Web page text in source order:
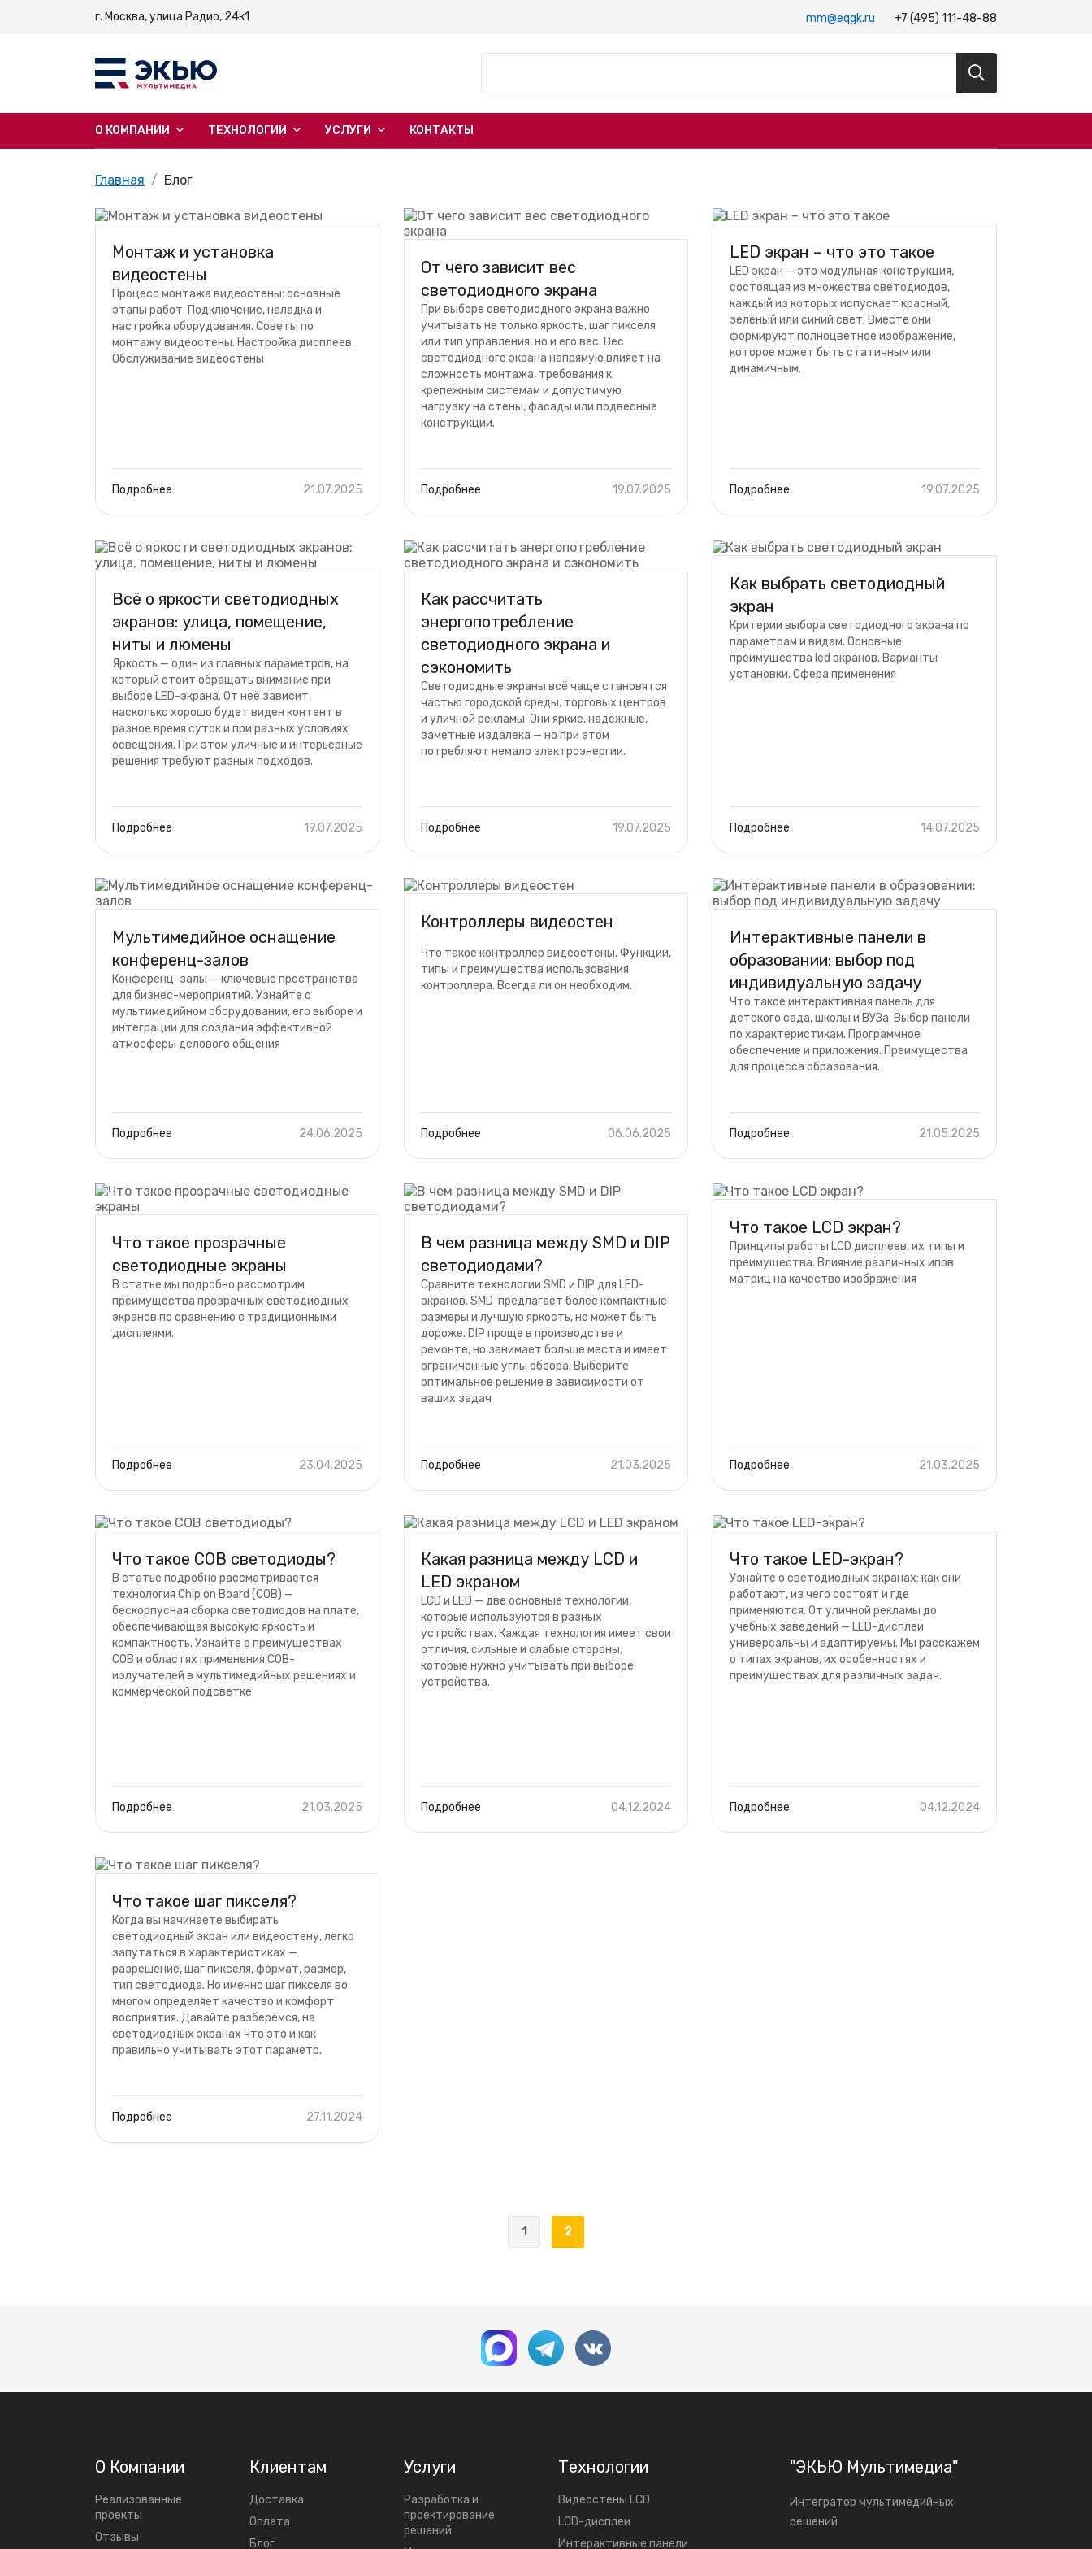
г. Москва, улица Радио, 24к1 mm@eqgk.ru +7 (495) 111-48-88
О КОМПАНИИ ТЕХНОЛОГИИ УСЛУГИ КОНТАКТЫ
Главная Блог
Монтаж и установка
видеостены
Процесс монтажа видеостены: основные
этапы работ. Подключение, наладка и
настройка оборудования. Советы по
монтажу видеостены. Настройка дисплеев.
Обслуживание видеостены
Подробнее 21.07.2025
От чего зависит вес
светодиодного экрана
При выборе светодиодного экрана важно
учитывать не только яркость, шаг пикселя
или тип управления, но и его вес. Вес
светодиодного экрана напрямую влияет на
сложность монтажа, требования к
крепежным системам и допустимую
нагрузку на стены, фасады или подвесные
конструкции.
Подробнее 19.07.2025
LED экран – что это такое
LED экран — это модульная конструкция,
состоящая из множества светодиодов,
каждый из которых испускает красный,
зелёный или синий свет. Вместе они
формируют полноцветное изображение,
которое может быть статичным или
динамичным.
Подробнее 19.07.2025
Всё о яркости светодиодных
экранов: улица, помещение,
ниты и люмены
Яркость — один из главных параметров, на
который стоит обращать внимание при
выборе LED-экрана. От неё зависит,
насколько хорошо будет виден контент в
разное время суток и при разных условиях
освещения. При этом уличные и интерьерные
решения требуют разных подходов.
Подробнее 19.07.2025
Как рассчитать
энергопотребление
светодиодного экрана и
сэкономить
Светодиодные экраны всё чаще становятся
частью городской среды, торговых центров
и уличной рекламы. Они яркие, надёжные,
заметные издалека — но при этом
потребляют немало электроэнергии.
Подробнее 19.07.2025
Как выбрать светодиодный
экран
Критерии выбора светодиодного экрана по
параметрам и видам. Основные
преимущества led экранов. Варианты
установки. Сфера применения
Подробнее 14.07.2025
Мультимедийное оснащение
конференц-залов
Конференц-залы — ключевые пространства
для бизнес-мероприятий. Узнайте о
мультимедийном оборудовании, его выборе и
интеграции для создания эффективной
атмосферы делового общения
Подробнее 24.06.2025
Контроллеры видеостен
Что такое контроллер видеостены. Функции,
типы и преимущества использования
контроллера. Всегда ли он необходим.
Подробнее 06.06.2025
Интерактивные панели в
образовании: выбор под
индивидуальную задачу
Что такое интерактивная панель для
детского сада, школы и ВУЗа. Выбор панели
по характеристикам. Программное
обеспечение и приложения. Преимущества
для процесса образования.
Подробнее 21.05.2025
Что такое прозрачные
светодиодные экраны
В статье мы подробно рассмотрим
преимущества прозрачных светодиодных
экранов по сравнению с традиционными
дисплеями.
Подробнее 23.04.2025
В чем разница между SMD и DIP
светодиодами?
Сравните технологии SMD и DIP для LED-
экранов. SMD предлагает более компактные
размеры и лучшую яркость, но может быть
дороже. DIP проще в производстве и
ремонте, но занимает больше места и имеет
ограниченные углы обзора. Выберите
оптимальное решение в зависимости от
ваших задач
Подробнее 21.03.2025
Что такое LCD экран?
Принципы работы LCD дисплеев, их типы и
преимущества. Влияние различных ипов
матриц на качество изображения
Подробнее 21.03.2025
Что такое COB светодиоды?
В статье подробно рассматривается
технология Chip on Board (COB) —
бескорпусная сборка светодиодов на плате,
обеспечивающая высокую яркость и
компактность. Узнайте о преимуществах
COB и областях применения COB-
излучателей в мультимедийных решениях и
коммерческой подсветке.
Подробнее 21.03.2025
Какая разница между LCD и
LED экраном
LCD и LED — две основные технологии,
которые используются в разных
устройствах. Каждая технология имеет свои
отличия, сильные и слабые стороны,
которые нужно учитывать при выборе
устройства.
Подробнее 04.12.2024
Что такое LED-экран?
Узнайте о светодиодных экранах: как они
работают, из чего состоят и где
применяются. От уличной рекламы до
учебных заведений — LED-дисплеи
универсальны и адаптируемы. Мы расскажем
о типах экранов, их особенностях и
преимуществах для различных задач.
Подробнее 04.12.2024
Что такое шаг пикселя?
Когда вы начинаете выбирать
светодиодный экран или видеостену, легко
запутаться в характеристиках —
разрешение, шаг пикселя, формат, размер,
тип светодиода. Но именно шаг пикселя во
многом определяет качество и комфорт
восприятия. Давайте разберёмся, на
светодиодных экранах что это и как
правильно учитывать этот параметр.
Подробнее 27.11.2024
1 2
О Компании
Реализованные
проекты
Отзывы
Клиентам
Доставка
Оплата
Блог
Услуги
Разработка и
проектирование
решений
Технологии
Видеостены LCD
LCD-дисплеи
Интерактивные панели
"ЭКЬЮ Мультимедиа"
Интегратор мультимедийных
решений